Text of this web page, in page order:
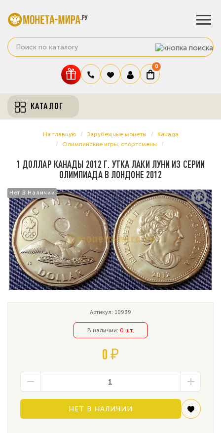
0
КАТАЛОГ
На главную Зарубежные монеты
Канада
Олимпийские игры, спортсмены
1 ДОЛЛАР КАНАДЫ 2012 Г. УТКА ЛАКИ ЛУНИ ИЗ СЕРИИ
ОЛИМПИАДА В ЛОНДОНЕ 2012
Нет В Наличии
Нет В Наличии
Артикул: 10939
В наличии: 0 шт.
0 ₽
НЕТ В НАЛИЧИИ